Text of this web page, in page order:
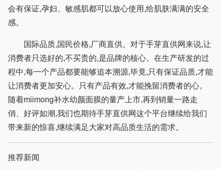
会有保证,孕妇、敏感肌都可以放心使用,给肌肤满满的安全
感。
国际品质,国民价格,厂商直供。对于手芽直供网来说,让
消费者只选好的,不买贵的,是品牌的核心。在生产研发的过
程中,每一个产品都要能够追本溯源,毕竟,只有保证品质,才能
让消费者更加安心。只有产品有效,才能挽留消费者的心。
随着miimong补水幼颜面膜的量产上市,再到销量一路走
俏、好评如潮,我们也期待手芽直供网这个平台继续给我们
带来新的惊喜,继续满足大家对高品质生活的需求。
推荐新闻